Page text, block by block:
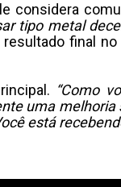
considera
tipo metal
final
“Como
uma
está